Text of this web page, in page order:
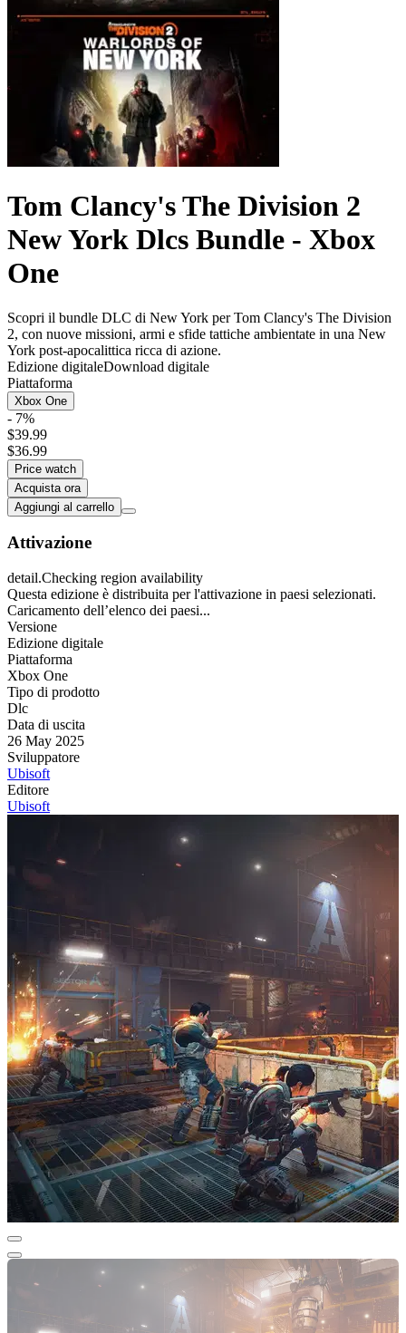
Tom Clancy's The Division 2
New York Dlcs Bundle - Xbox
One
Scopri il bundle DLC di New York per Tom Clancy's The Division
2, con nuove missioni, armi e sfide tattiche ambientate in una New
York post-apocalittica ricca di azione.
Edizione digitaleDownload digitale
Piattaforma
Xbox One
- 7%
$39.99
$36.99
Price watch
Acquista ora
Aggiungi al carrello
Attivazione
detail.Checking region availability
Questa edizione è distribuita per l'attivazione in paesi selezionati.
Caricamento dell’elenco dei paesi...
Versione
Edizione digitale
Piattaforma
Xbox One
Tipo di prodotto
Dlc
Data di uscita
26 May 2025
Sviluppatore
Ubisoft
Editore
Ubisoft